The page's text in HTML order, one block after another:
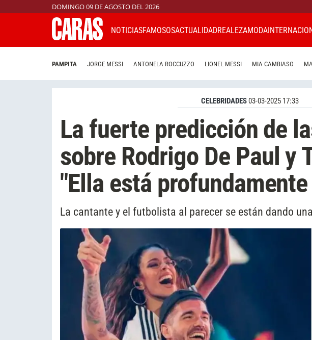
DOMINGO 09 DE AGOSTO DEL 2026
NOTICIASFAMOSOSACTUALIDADREALEZAMODA
PAMPITA JORGE MESSI ANTONELA ROCCUZZO LIONEL MESSI MIA CAMBIASO
CELEBRIDADES03-03-2025 17:33
La fuerte predicción de
sobre Rodrigo De Paul y
"Ella está
La cantante y el futbolista al parecer se están dando